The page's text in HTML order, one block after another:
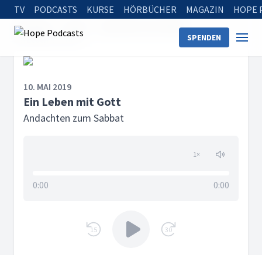
TV PODCASTS KURSE HÖRBÜCHER MAGAZIN HOPE
SPENDEN
Startseite
Andachten zum Sabbat
Ein Leben mit Gott
10. MAI 2019
Ein Leben mit Gott
Andachten zum Sabbat
1×
0:00 0:00
15 30